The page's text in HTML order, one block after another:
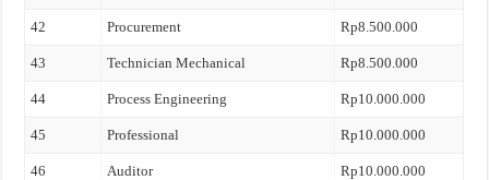
42 Procurement Rp8.500.000
43 Technician Mechanical Rp8.500.000
44 Process Engineering Rp10.000.000
45 Professional Rp10.000.000
46 Auditor Rp10.000.000